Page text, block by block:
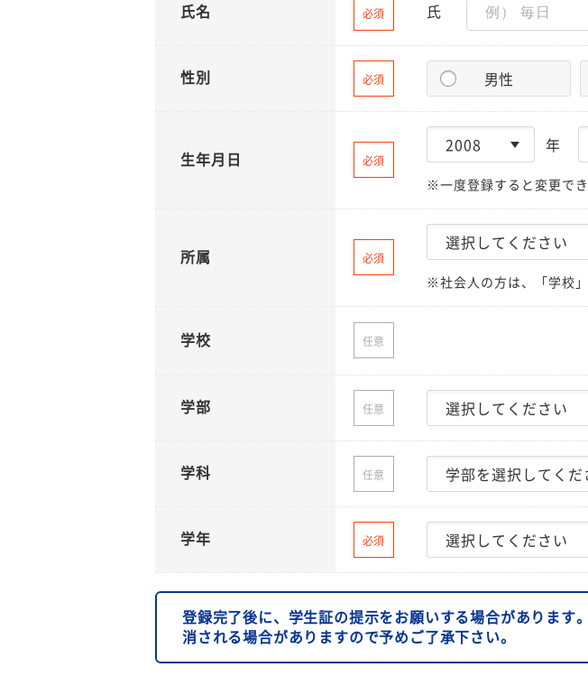
氏名 必須 氏
性別 必須 男性
生年月日 必須
年
※一度登録すると変更で
所属 必須
※社会人の方は、「学校
学校 任意
学部 任意
学科 任意
学年 必須
登録完了後に、学生証の提示をお願いする場合があります
消される場合がありますので予めご了承下さい。